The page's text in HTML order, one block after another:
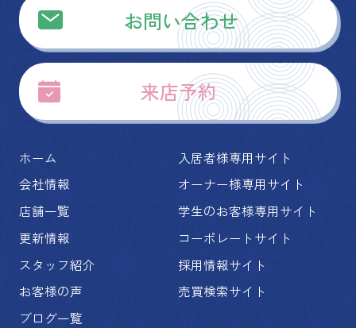
お問い合わせ
来店予約
ホーム
会社情報
店舗一覧
更新情報
スタッフ紹介
お客様の声
ブログ一覧
入居者様専用サイト
オーナー様専用サイト
学生のお客様専用サイト
コーポレートサイト
採用情報サイト
売買検索サイト